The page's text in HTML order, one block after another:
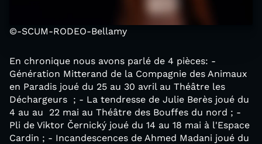
©-SCUM-RODEO-Bellamy
En chronique nous avons parlé de 4 pièces: -
Génération Mitterand de la Compagnie des Animaux
en Paradis joué du 25 au 30 avril au Théâtre les
Déchargeurs ; - La tendresse de Julie Berès joué du
4 au au 22 mai au Théâtre des Bouffes du nord ; -
Pli de Viktor Černický joué du 14 au 18 mai à l'Espace
Cardin ; - Incandescences de Ahmed Madani joué du